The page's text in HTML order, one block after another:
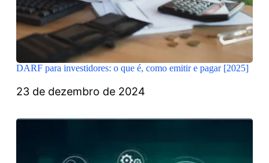
DARF para investidores: o que é, como emitir e pagar [2025]
23 de dezembro de 2024